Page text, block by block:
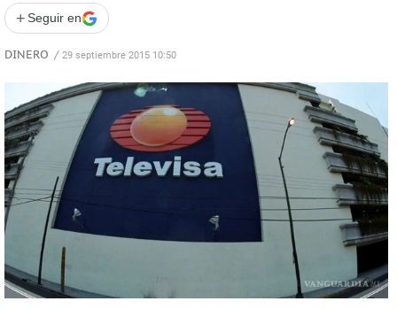
+ Seguir en
DINERO / 29 septiembre 2015 10:50